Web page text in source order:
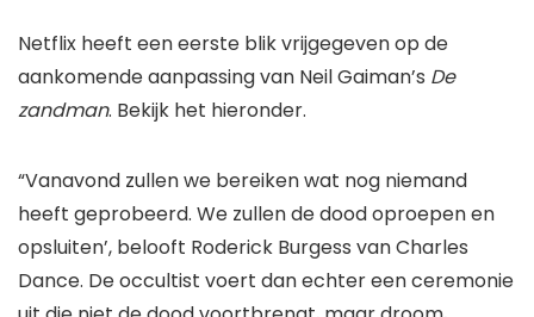
Netflix heeft een eerste blik vrijgegeven op de
aankomende aanpassing van Neil Gaiman’s De
zandman. Bekijk het hieronder.
“Vanavond zullen we bereiken wat nog niemand
heeft geprobeerd. We zullen de dood oproepen en
opsluiten’, belooft Roderick Burgess van Charles
Dance. De occultist voert dan echter een ceremonie